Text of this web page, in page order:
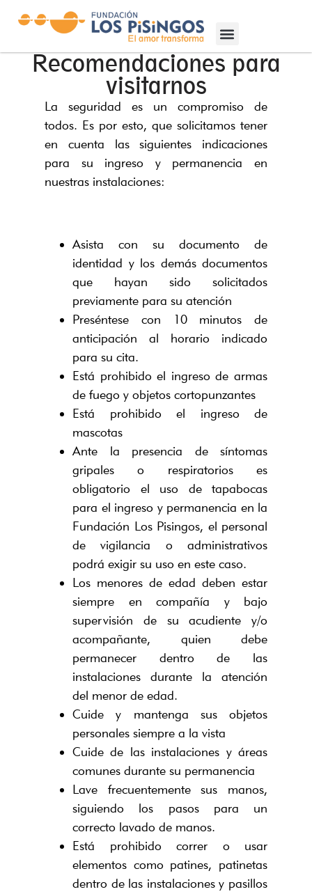
Recomendaciones para
visitarnos
La seguridad es un compromiso de
todos. Es por esto, que solicitamos tener
en cuenta las siguientes indicaciones
para su ingreso y permanencia en
nuestras instalaciones:
Asista con su documento de
identidad y los demás documentos
que hayan sido solicitados
previamente para su atención
Preséntese con 10 minutos de
anticipación al horario indicado
para su cita.
Está prohibido el ingreso de armas
de fuego y objetos cortopunzantes
Está prohibido el ingreso de
mascotas
Ante la presencia de síntomas
gripales o respiratorios es
obligatorio el uso de tapabocas
para el ingreso y permanencia en la
Fundación Los Pisingos, el personal
de vigilancia o administrativos
podrá exigir su uso en este caso.
Los menores de edad deben estar
siempre en compañía y bajo
supervisión de su acudiente y/o
acompañante, quien debe
permanecer dentro de las
instalaciones durante la atención
del menor de edad.
Cuide y mantenga sus objetos
personales siempre a la vista
Cuide de las instalaciones y áreas
comunes durante su permanencia
Lave frecuentemente sus manos,
siguiendo los pasos para un
correcto lavado de manos.
Está prohibido correr o usar
elementos como patines, patinetas
dentro de las instalaciones y pasillos